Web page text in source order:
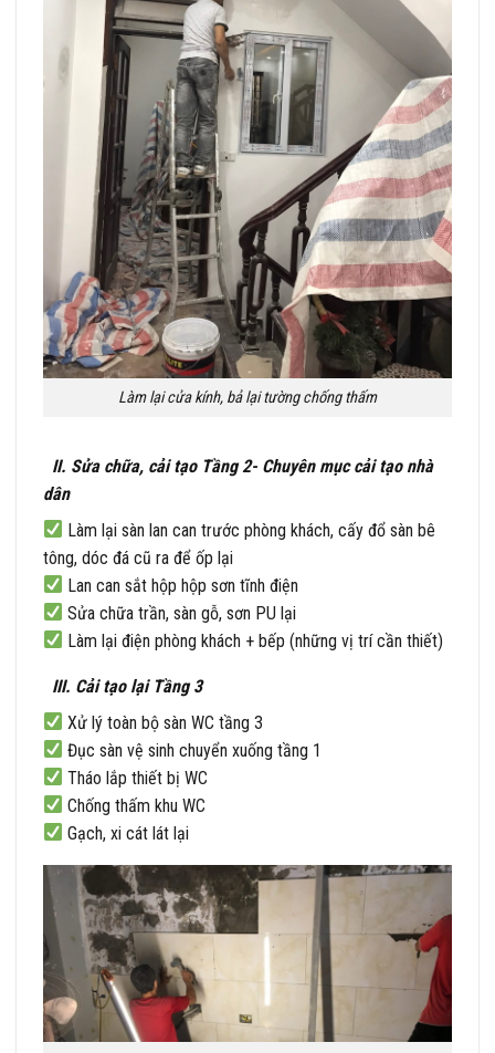
Làm lại cửa kính, bả lại tường chống thấm
II. Sửa chữa, cải tạo Tầng 2- Chuyên mục cải tạo nhà
dân
Làm lại sàn lan can trước phòng khách, cấy đổ sàn bê
tông, dóc đá cũ ra để ốp lại
Lan can sắt hộp hộp sơn tĩnh điện
Sửa chữa trần, sàn gỗ, sơn PU lại
Làm lại điện phòng khách + bếp (những vị trí cần thiết)
III. Cải tạo lại Tầng 3
Xử lý toàn bộ sàn WC tầng 3
Đục sàn vệ sinh chuyển xuống tầng 1
Tháo lắp thiết bị WC
Chống thấm khu WC
Gạch, xi cát lát lại